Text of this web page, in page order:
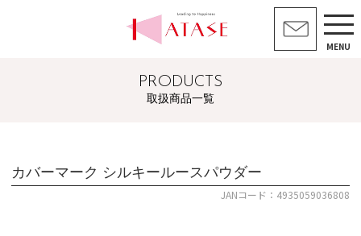
MENU
PRODUCTS
取扱商品一覧
カバーマーク シルキールースパウダー
JANコード：4935059036808